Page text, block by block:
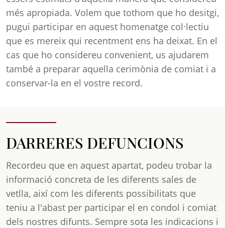
més apropiada. Volem que tothom que ho desitgi,
pugui participar en aquest homenatge col·lectiu
que es mereix qui recentment ens ha deixat. En el
cas que ho considereu convenient, us ajudarem
també a preparar aquella cerimònia de comiat i a
conservar-la en el vostre record.
DARRERES DEFUNCIONS
Recordeu que en aquest apartat, podeu trobar la
informació concreta de les diferents sales de
vetlla, així com les diferents possibilitats que
teniu a l'abast per participar el en condol i comiat
dels nostres difunts. Sempre sota les indicacions i